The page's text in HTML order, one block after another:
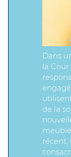
Dans
la
de la
récent,